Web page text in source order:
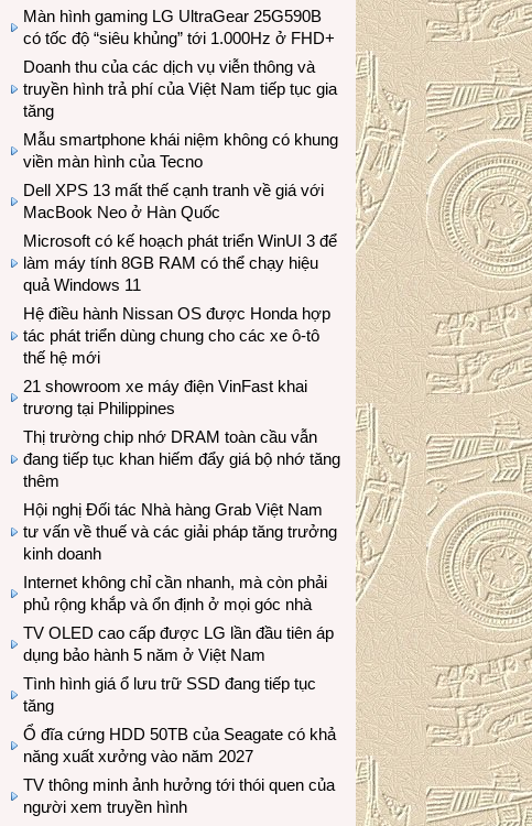
Màn hình gaming LG UltraGear 25G590B
có tốc độ “siêu khủng” tới 1.000Hz ở FHD+
Doanh thu của các dịch vụ viễn thông và
truyền hình trả phí của Việt Nam tiếp tục gia
tăng
Mẫu smartphone khái niệm không có khung
viền màn hình của Tecno
Dell XPS 13 mất thế cạnh tranh về giá với
MacBook Neo ở Hàn Quốc
Microsoft có kế hoạch phát triển WinUI 3 để
làm máy tính 8GB RAM có thể chạy hiệu
quả Windows 11
Hệ điều hành Nissan OS được Honda hợp
tác phát triển dùng chung cho các xe ô-tô
thế hệ mới
21 showroom xe máy điện VinFast khai
trương tại Philippines
Thị trường chip nhớ DRAM toàn cầu vẫn
đang tiếp tục khan hiếm đẩy giá bộ nhớ tăng
thêm
Hội nghị Đối tác Nhà hàng Grab Việt Nam
tư vấn về thuế và các giải pháp tăng trưởng
kinh doanh
Internet không chỉ cần nhanh, mà còn phải
phủ rộng khắp và ổn định ở mọi góc nhà
TV OLED cao cấp được LG lần đầu tiên áp
dụng bảo hành 5 năm ở Việt Nam
Tình hình giá ổ lưu trữ SSD đang tiếp tục
tăng
Ổ đĩa cứng HDD 50TB của Seagate có khả
năng xuất xưởng vào năm 2027
TV thông minh ảnh hưởng tới thói quen của
người xem truyền hình